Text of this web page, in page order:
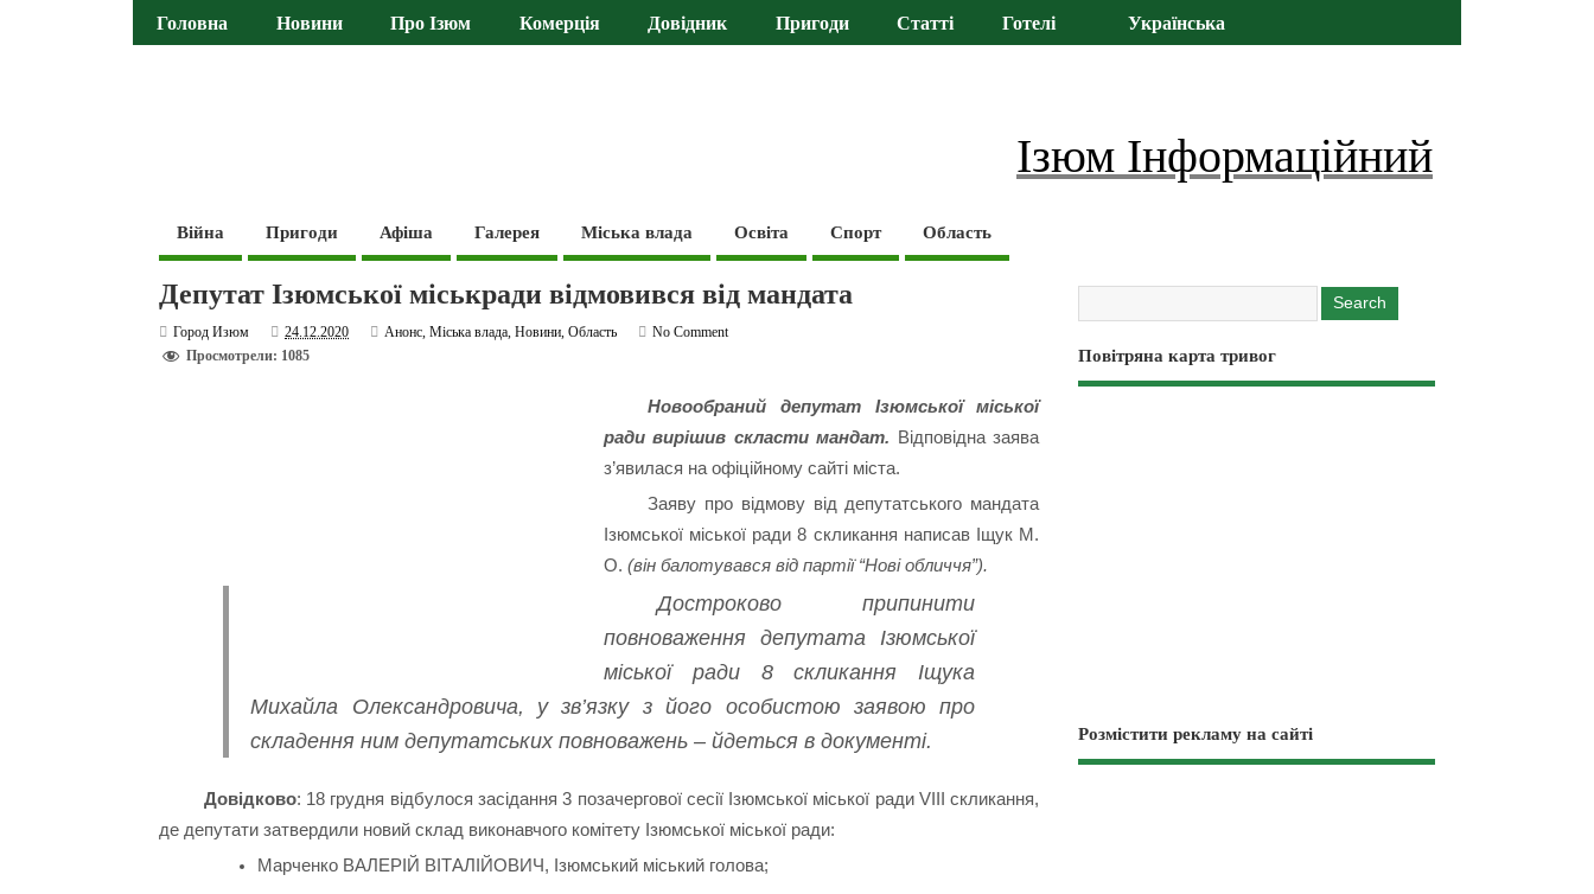
Головна Новини Про Ізюм Комерція Довідник Пригоди Статті Готелі Українська
Ізюм Інформаційний
Війна Пригоди Афіша Галерея Міська влада Освіта Спорт Область
Депутат Ізюмської міськради відмовився від мандата
Город Изюм 24.12.2020 Анонс,Міська влада,Новини,Область
No Comment
Просмотрели: 1085
Новообраний депутат Ізюмської міської
ради вирішив скласти мандат. Відповідна заява
з’явилася на офіційному сайті міста.
Заяву про відмову від депутатського мандата
Ізюмської міської ради 8 скликання написав Іщук М.
О. (він балотувався від партії “Нові обличчя”).
Достроково припинити
повноваження депутата Ізюмської
міської ради 8 скликання Іщука
Михайла Олександровича, у зв’язку з його особистою заявою про
складення ним депутатських повноважень – йдеться в документі.
Довідково: 18 грудня відбулося засідання 3 позачергової сесії Ізюмської міської ради VІІІ скликання,
де депутати затвердили новий склад виконавчого комітету Ізюмської міської ради:
Марченко ВАЛЕРІЙ ВІТАЛІЙОВИЧ, Ізюмський міський голова;
Повітряна карта тривог
Розмістити рекламу на сайті